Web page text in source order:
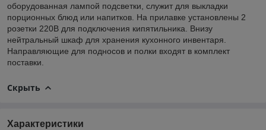
оборудованная лампой подсветки, служит для выкладки
порционных блюд или напитков. На прилавке установлены 2
розетки 220В для подключения кипятильника. Внизу
нейтральный шкаф для хранения кухонного инвентаря.
Направляющие для подносов и полки входят в комплект
поставки.
Скрыть
Характеристики